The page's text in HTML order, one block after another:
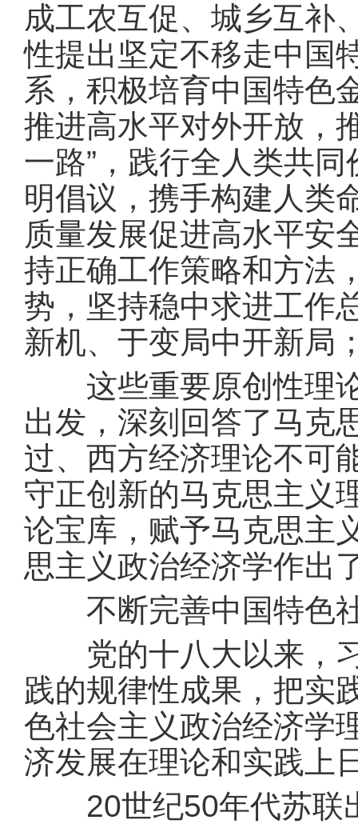
成工农互促、城乡互补
性提出坚定不移走中国
系，积极培育中国特色
推进高水平对外开放，
一路”，践行全人类共
明倡议，携手构建人类
质量发展促进高水平安
持正确工作策略和方法
势，坚持稳中求进工作
新机、于变局中开新局
这些重要原创性理论
出发，深刻回答了马克
过、西方经济理论不可
守正创新的马克思主义
论宝库，赋予马克思主
思主义政治经济学作出
不断完善中国特色社
党的十八大以来，习
践的规律性成果，把实
色社会主义政治经济学
济发展在理论和实践上
20世纪50年代苏联出